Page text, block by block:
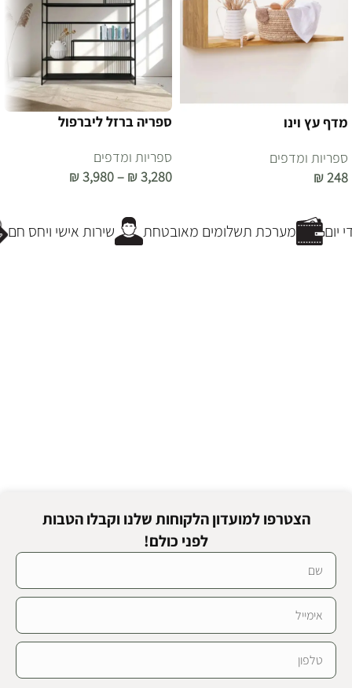
מדף עץ וינו
ספריות ומדפים
₪248
ספריה ברזל ליברפול
ספריות ומדפים
₪3,280
–
₪3,980
שירות אישי ויחס חם מערכת תשלומים מאובטחת
הצטרפו למועדון הלקוחות שלנו וקבלו הטבות
לפני כולם!